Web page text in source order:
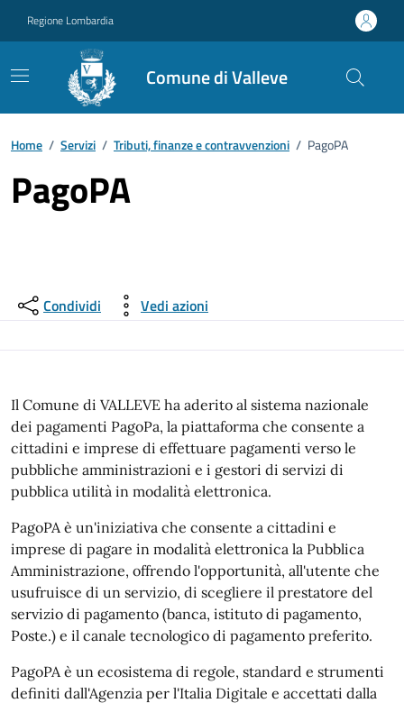
Regione Lombardia
Comune di Valleve
Home / Servizi / Tributi, finanze e contravvenzioni / PagoPA
PagoPA
Condividi Vedi azioni
Il Comune di VALLEVE ha aderito al sistema nazionale
dei pagamenti PagoPa, la piattaforma che consente a
cittadini e imprese di effettuare pagamenti verso le
pubbliche amministrazioni e i gestori di servizi di
pubblica utilità in modalità elettronica.
PagoPA è un'iniziativa che consente a cittadini e
imprese di pagare in modalità elettronica la Pubblica
Amministrazione, offrendo l'opportunità, all'utente che
usufruisce di un servizio, di scegliere il prestatore del
servizio di pagamento (banca, istituto di pagamento,
Poste.) e il canale tecnologico di pagamento preferito.
PagoPA è un ecosistema di regole, standard e strumenti
definiti dall'Agenzia per l'Italia Digitale e accettati dalla